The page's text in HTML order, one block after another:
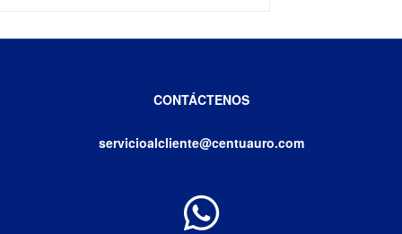
CONTÁCTENOS
servicioalcliente@centuauro.com